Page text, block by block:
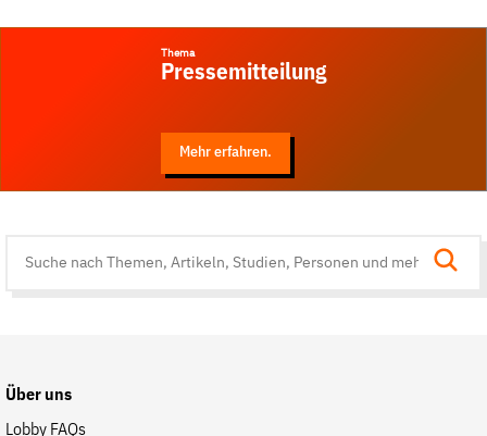
Thema
Pressemitteilung
Mehr erfahren.
Über uns
Lobby FAQs